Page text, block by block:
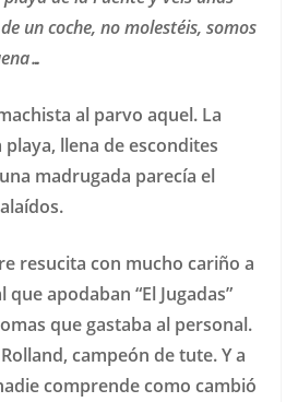
un coche, no molestéis, somos
al parvo aquel. La
llena de escondites
madrugada parecía el
resucita con mucho cariño a
que apodaban “El Jugadas”
que gastaba al personal.
campeón de tute. Y a
comprende como cambió